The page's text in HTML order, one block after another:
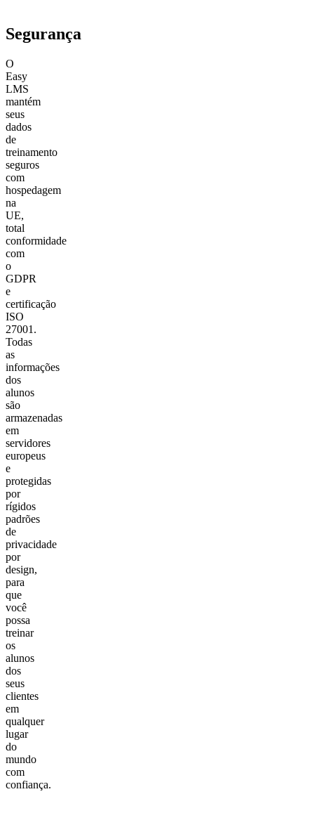
Segurança
O
Easy
LMS
mantém
seus
dados
de
treinamento
seguros
com
hospedagem
na
UE,
total
conformidade
com
o
GDPR
e
certificação
ISO
27001.
Todas
as
informações
dos
alunos
são
armazenadas
em
servidores
europeus
e
protegidas
por
rígidos
padrões
de
privacidade
por
design,
para
que
você
possa
treinar
os
alunos
dos
seus
clientes
em
qualquer
lugar
do
mundo
com
confiança.